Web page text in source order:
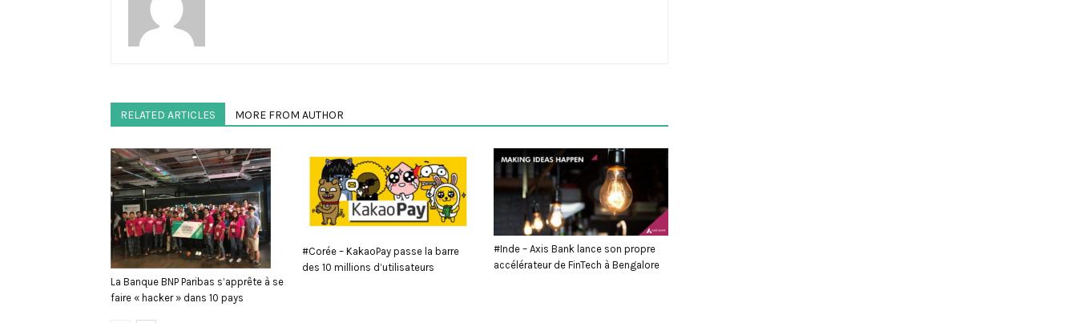
RELATED ARTICLES MORE FROM AUTHOR
La Banque BNP Paribas s’apprête à se
faire « hacker » dans 10 pays
#Corée – KakaoPay passe la barre
des 10 millions d’utilisateurs
#Inde – Axis Bank lance son propre
accélérateur de FinTech à Bengalore